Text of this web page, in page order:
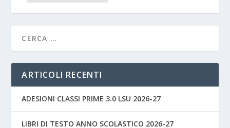
ARTICOLI RECENTI
ADESIONI CLASSI PRIME 3.0 LSU 2026-27
LIBRI DI TESTO ANNO SCOLASTICO 2026-27